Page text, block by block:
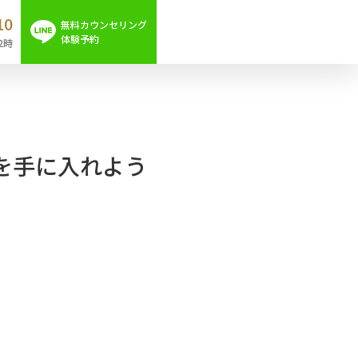
時
無料カウンセリング
体験予約
手に入れよう